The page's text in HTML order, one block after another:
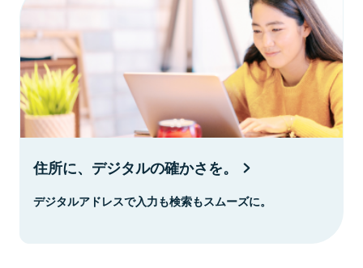
住所に、デジタルの確かさを。
デジタルアドレスで入力も検索もスムーズに。